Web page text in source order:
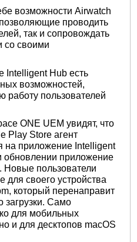
возможности Airwatch
проводить
так и сопровождать
со своими
Intelligent Hub есть
возможностей,
пользователей
ONE UEM увидят, что
Play Store агент
на приложение Intelligent
обновлении приложение
Новые пользователи
для своего устройства
который перенаправит
загрузки. Само
для мобильных
и для десктопов macOS